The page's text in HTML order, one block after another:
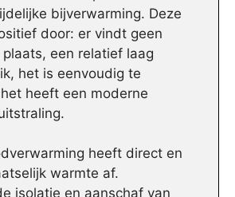
bijverwarming. Deze
door: er vindt geen
een relatief laag
het is eenvoudig te
heeft een moderne
heeft direct en
warmte af.
isolatie en aanschaf van